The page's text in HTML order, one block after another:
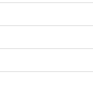
105m²
165m²